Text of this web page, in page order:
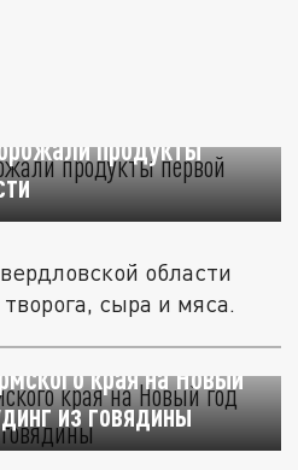
продукты
области
сыра и мяса.
края на Новый
из говядины